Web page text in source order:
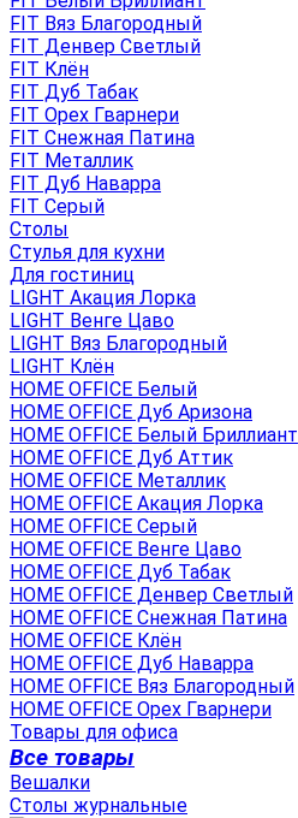
FIT Вяз Благородный
FIT Денвер Светлый
FIT Клён
FIT Дуб Табак
FIT Орех Гварнери
FIT Снежная Патина
FIT Металлик
FIT Дуб Наварра
FIT Серый
Столы
Стулья для кухни
Для гостиниц
LIGHT Акация Лорка
LIGHT Венге Цаво
LIGHT Вяз Благородный
LIGHT Клён
HOME OFFICE Белый
HOME OFFICE Дуб Аризона
HOME OFFICE Белый Бриллиант
HOME OFFICE Дуб Аттик
HOME OFFICE Металлик
HOME OFFICE Акация Лорка
HOME OFFICE Серый
HOME OFFICE Венге Цаво
HOME OFFICE Дуб Табак
HOME OFFICE Денвер Светлый
HOME OFFICE Снежная Патина
HOME OFFICE Клён
HOME OFFICE Дуб Наварра
HOME OFFICE Вяз Благородный
HOME OFFICE Орех Гварнери
Товары для офиса
Все товары
Вешалки
Столы журнальные